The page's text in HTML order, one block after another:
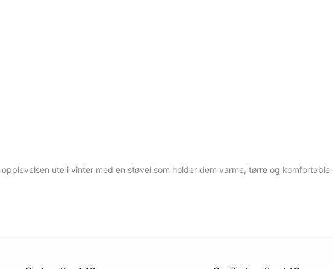
ute i vinter med en støvel som holder dem varme, tørre og komfortable